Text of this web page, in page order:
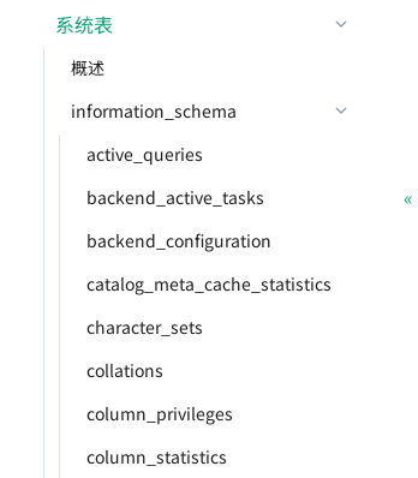
系统表
概述
information_schema
active_queries
backend_active_tasks
backend_configuration
catalog_meta_cache_statistics
character_sets
collations
column_privileges
column_statistics